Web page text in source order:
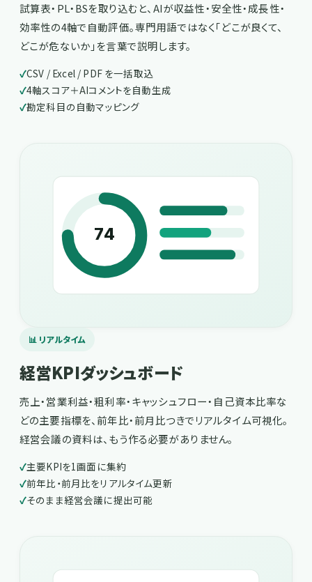
試算表・PL・BSを取り込むと、AIが収益性・安全性・成長性・
効率性の4軸で自動評価。専門用語ではなく「どこが良くて、
どこが危ないか」を言葉で説明します。
CSV / Excel / PDF を一括取込
4軸スコア＋AIコメントを自動生成
勘定科目の自動マッピング
74
📊 リアルタイム
経営KPIダッシュボード
売上・営業利益・粗利率・キャッシュフロー・自己資本比率な
どの主要指標を、前年比・前月比つきでリアルタイム可視化。
経営会議の資料は、もう作る必要がありません。
主要KPIを1画面に集約
前年比・前月比をリアルタイム更新
そのまま経営会議に提出可能